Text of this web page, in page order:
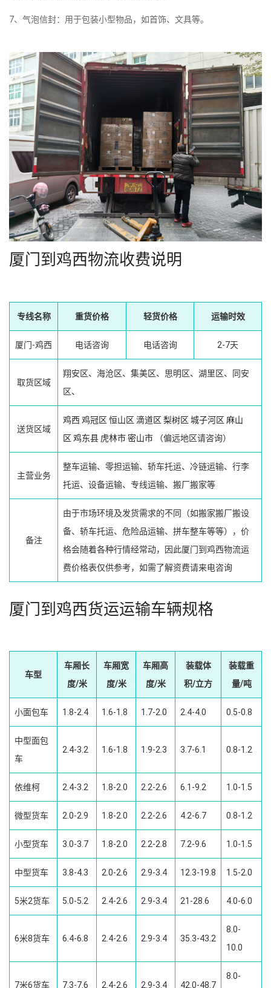
7、气泡信封：用于包装小型物品，如首饰、文具等。
厦门到鸡西物流收费说明
专线名称 重货价格 轻货价格 运输时效
厦门-鸡西 电话咨询 电话咨询 2-7天
取货区域
翔安区、海沧区、集美区、思明区、湖里区、同安
区、
送货区域
鸡西鸡冠区 恒山区 滴道区 梨树区 城子河区 麻山
区 鸡东县 虎林市密山市 （偏远地区请咨询）
主营业务
整车运输、零担运输、轿车托运、冷链运输、行李
托运、设备运输、专线运输、搬厂搬家等
备注
由于市场环境及发货需求的不同（如搬家搬厂搬设
备、轿车托运、危险品运输、拼车整车等等），价
格会随着各种行情经常动，因此厦门到鸡西物流运
费价格表仅供参考，如需了解资费请来电咨询
厦门到鸡西货运运输车辆规格
车型
车厢长
度/米
车厢宽
度/米
车厢高
度/米
装载体
积/立方
装载重
量/吨
小面包车 1.8-2.4 1.6-1.8 1.7-2.0 2.4-4.0 0.5-0.8
中型面包
车
2.4-3.2 1.6-1.8 1.9-2.3 3.7-6.1 0.8-1.2
依维柯 2.4-3.2 1.8-2.0 2.2-2.6 6.1-9.2 1.0-1.5
微型货车 2.0-2.9 1.8-2.0 2.2-2.6 4.2-6.7 0.8-1.2
小型货车 3.0-3.7 1.8-2.0 2.2-2.8 7.2-9.6 1.0-1.5
中型货车 3.8-4.3 2.0-2.6 2.9-3.4 12.3-19.8 1.5-2.0
5米2货车 5.0-5.2 2.4-2.6 2.9-3.4 21-28.6 4.0-6.0
6米8货车 6.4-6.8 2.4-2.6 2.9-3.4 35.3-43.2
8.0-
10.0
7米6货车 7.3-7.6 2.4-2.6 2.9-3.4 42.0-48.7
8.0-